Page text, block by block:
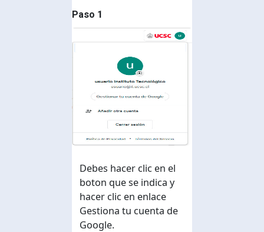
Paso 1
Debes hacer clic en el
boton que se indica y
hacer clic en enlace
Gestiona tu cuenta de
Google.